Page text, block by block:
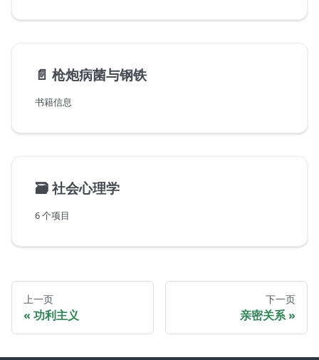
📄️ 枪炮病菌与钢铁
书籍信息
🗃️社会心理学
6 个项目
上一页
功利主义
下一页
亲密关系